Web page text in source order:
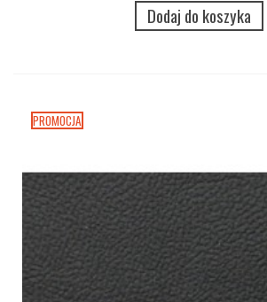
Dodaj do koszyka
PROMOCJA